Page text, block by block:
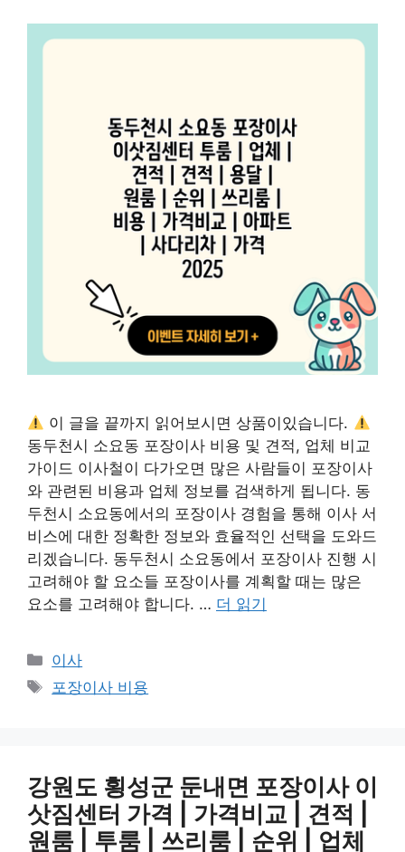
이 글을 끝까지 읽어보시면 상품이있습니다.
동두천시 소요동 포장이사 비용 및 견적, 업체 비교
가이드 이사철이 다가오면 많은 사람들이 포장이사
와 관련된 비용과 업체 정보를 검색하게 됩니다. 동
두천시 소요동에서의 포장이사 경험을 통해 이사 서
비스에 대한 정확한 정보와 효율적인 선택을 도와드
리겠습니다. 동두천시 소요동에서 포장이사 진행 시
고려해야 할 요소들 포장이사를 계획할 때는 많은
요소를 고려해야 합니다. … 더 읽기
카
테
이사
태
포장이사 비용
강원도 횡성군 둔내면 포장이사 이
삿짐센터 가격 | 가격비교 | 견적 |
원룸 | 투룸 | 쓰리룸 | 순위 | 업체